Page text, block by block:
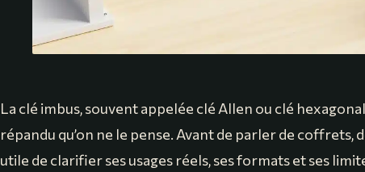
La clé imbus, souvent appelée clé Allen ou clé
répandu qu’on ne le pense. Avant de parler de coffrets,
utile de clarifier ses usages réels, ses formats et ses